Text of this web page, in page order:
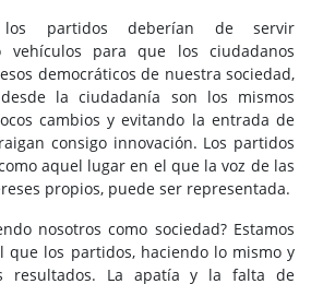
partidos deberían de servir
vehículos para que los ciudadanos
democráticos de nuestra sociedad,
la ciudadanía son los mismos
cambios y evitando la entrada de
consigo innovación. Los partidos
aquel lugar en el que la voz de las
propios, puede ser representada.
nosotros como sociedad? Estamos
que los partidos, haciendo lo mismo y
resultados. La apatía y la falta de